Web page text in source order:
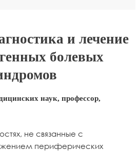
и лечение
болевых
наук, профессор,
не связанные с
периферических